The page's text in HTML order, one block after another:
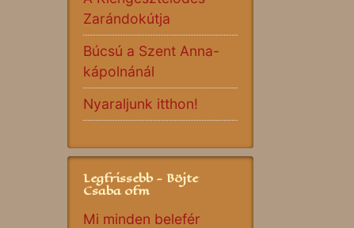
Zarándokútja
Búcsú a Szent Anna-
kápolnánál
Nyaraljunk itthon!
Legfrissebb - Böjte
Csaba ofm
Mi minden belefér